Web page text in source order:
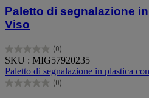
Paletto di segnalazione
Viso
(0)
0.0
su
5
stelle.
SKU : MIG57920235
Paletto di segnalazione in plastica
(0)
0.0